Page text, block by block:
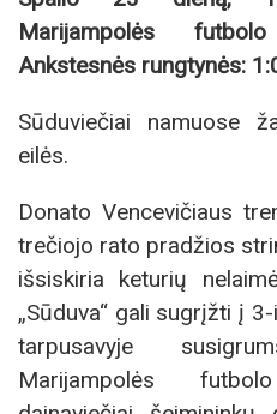
Marijampolės
Ankstesnės rungtynės:
Sūduviečiai namuose
eilės.
Donato Vencevičiaus
trečiojo rato pradžios
išsiskiria keturių
„Sūduva“ gali sugrįžti į
tarpusavyje
Marijampolės